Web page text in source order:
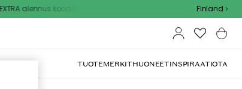
alennus koodilla Finland
TUOTEMERKITHUONEETINSPIRAATIOTA